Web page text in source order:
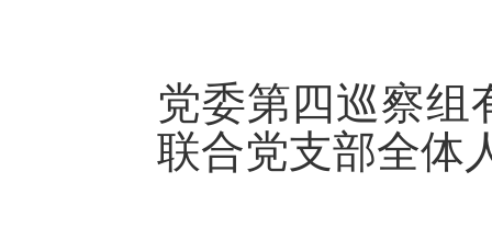
党委第四巡察组
联合党支部全体